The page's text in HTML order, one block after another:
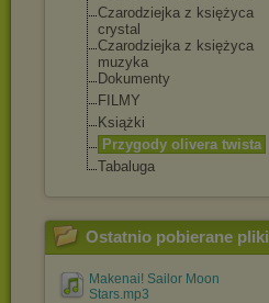
Czarodziejka z księżyca
crystal
Czarodziejka z księżyca
muzyka
Dokumenty
FILMY
Książki
Przygody olivera twista
Tabaluga
Ostatnio pobierane pliki
Makenai! Sailor Moon
Stars.mp3